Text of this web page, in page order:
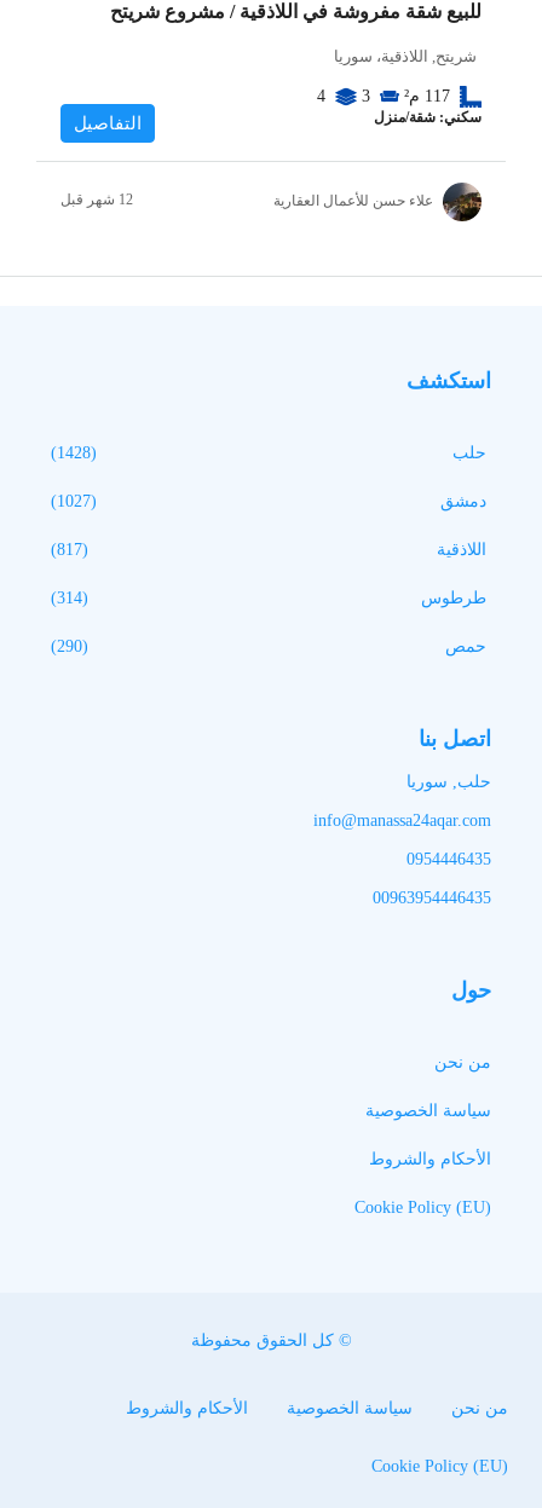
للبيع شقة مفروشة في اللاذقية / مشروع شريتح
شريتح, اللاذقية، سوريا
117 م² 3
4
سكني: شقة/منزل التفاصيل
علاء حسن للأعمال العقارية
استكشف
حلب (1428)
دمشق (1027)
اللاذقية (817)
طرطوس (314)
حمص (290)
اتصل بنا
حلب, سوريا
info@manassa24aqar.com
0954446435
00963954446435
حول
من نحن
سياسة الخصوصية
الأحكام والشروط
Cookie Policy (EU)
© كل الحقوق محفوظة
من نحن سياسة الخصوصية الأحكام والشروط
Cookie Policy (EU)